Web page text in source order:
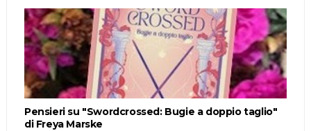
Pensieri su "Swordcrossed: Bugie a doppio taglio"
di Freya Marske